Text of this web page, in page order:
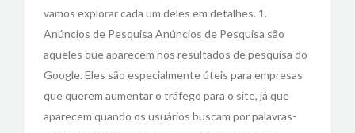
vamos explorar cada um deles em detalhes. 1.
Anúncios de Pesquisa Anúncios de Pesquisa são
aqueles que aparecem nos resultados de pesquisa do
Google. Eles são especialmente úteis para empresas
que querem aumentar o tráfego para o site, já que
aparecem quando os usuários buscam por palavras-